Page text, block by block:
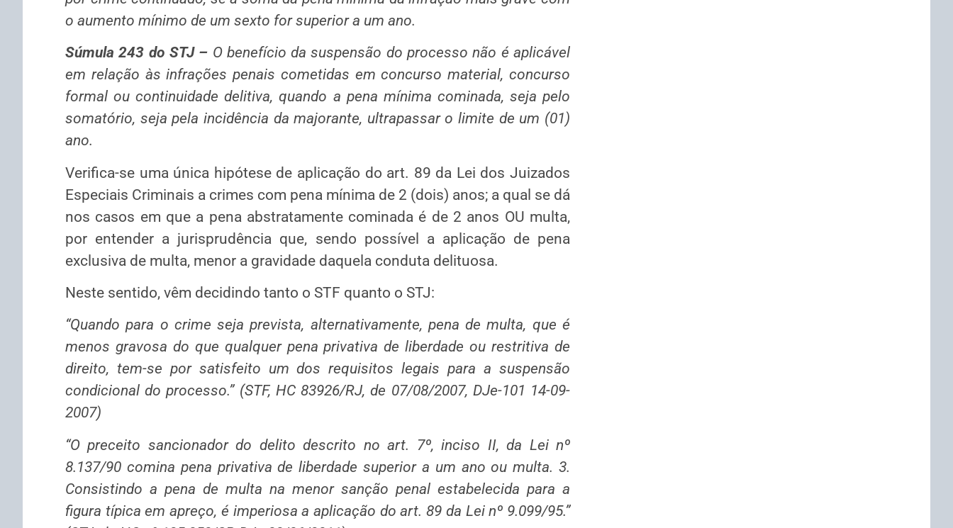
o aumento mínimo de um sexto for superior a um ano.
Súmula 243 do STJ – O benefício da suspensão do processo não é aplicável
em relação às infrações penais cometidas em concurso material, concurso
formal ou continuidade delitiva, quando a pena mínima cominada, seja pelo
somatório, seja pela incidência da majorante, ultrapassar o limite de um (01)
ano.
Verifica-se uma única hipótese de aplicação do art. 89 da Lei dos Juizados
Especiais Criminais a crimes com pena mínima de 2 (dois) anos; a qual se dá
nos casos em que a pena abstratamente cominada é de 2 anos OU multa,
por entender a jurisprudência que, sendo possível a aplicação de pena
exclusiva de multa, menor a gravidade daquela conduta delituosa.
Neste sentido, vêm decidindo tanto o STF quanto o STJ:
“Quando para o crime seja prevista, alternativamente, pena de multa, que é
menos gravosa do que qualquer pena privativa de liberdade ou restritiva de
direito, tem-se por satisfeito um dos requisitos legais para a suspensão
condicional do processo.” (STF, HC 83926/RJ, de 07/08/2007, DJe-101 14-09-
2007)
“O preceito sancionador do delito descrito no art. 7º, inciso II, da Lei nº
8.137/90 comina pena privativa de liberdade superior a um ano ou multa. 3.
Consistindo a pena de multa na menor sanção penal estabelecida para a
figura típica em apreço, é imperiosa a aplicação do art. 89 da Lei nº 9.099/95.”